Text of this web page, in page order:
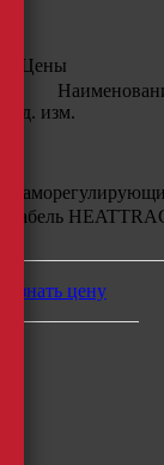
Цены
Ед. изм.
кабель
узнать цену